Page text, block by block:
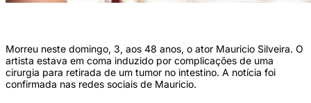
Morreu neste domingo, 3, aos 48 anos, o ator Mauricio Silveira. O
artista estava em coma induzido por complicações de uma
cirurgia para retirada de um tumor no intestino. A notícia foi
confirmada nas redes sociais de Mauricio.